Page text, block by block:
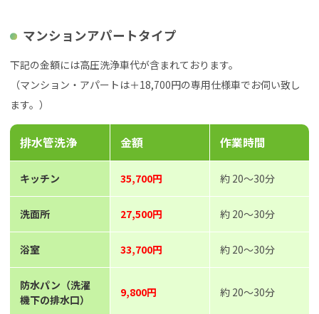
マンションアパートタイプ
下記の金額には高圧洗浄車代が含まれております。
（マンション・アパートは＋18,700円の専用仕様車でお伺い致し
ます。）
排水管洗浄 金額 作業時間
キッチン 35,700円 約 20～30分
洗面所 27,500円 約 20～30分
浴室 33,700円 約 20～30分
防水パン（洗濯
機下の排水口）
9,800円 約 20～30分